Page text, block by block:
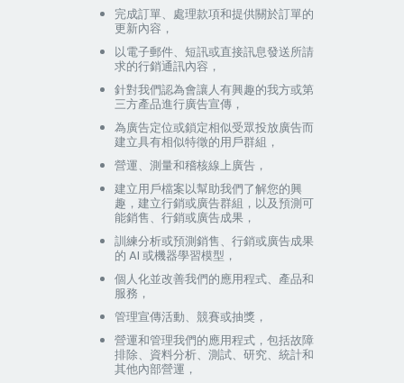
完成訂單、處理款項和提供關於訂單的
更新內容，
以電子郵件、短訊或直接訊息發送所請
求的行銷通訊內容，
針對我們認為會讓人有興趣的我方或第
三方產品進行廣告宣傳，
為廣告定位或鎖定相似受眾投放廣告而
建立具有相似特徵的用戶群組，
營運、測量和稽核線上廣告，
建立用戶檔案以幫助我們了解您的興
趣，建立行銷或廣告群組，以及預測可
能銷售、行銷或廣告成果，
訓練分析或預測銷售、行銷或廣告成果
的 AI 或機器學習模型，
個人化並改善我們的應用程式、產品和
服務，
管理宣傳活動、競賽或抽獎，
營運和管理我們的應用程式，包括故障
排除、資料分析、測試、研究、統計和
其他內部營運，